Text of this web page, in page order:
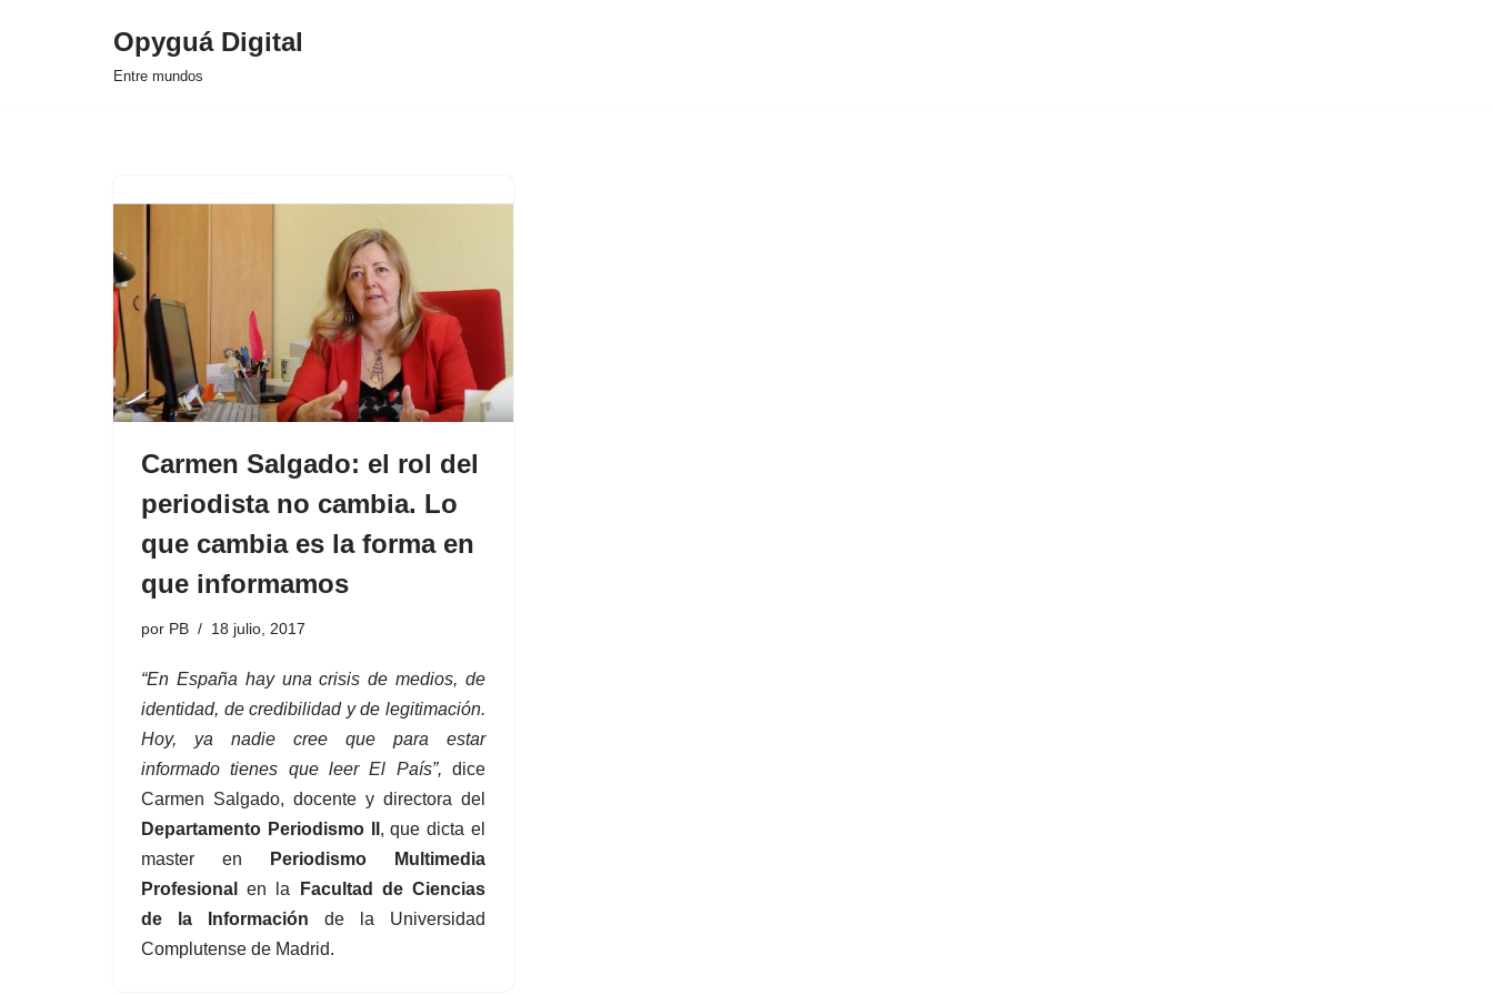
Opyguá Digital
Entre mundos
Carmen Salgado: el rol del
periodista no cambia. Lo
que cambia es la forma en
que informamos
por PB 18 julio, 2017
“En España hay una crisis de medios, de
identidad, de credibilidad y de legitimación.
Hoy, ya nadie cree que para estar
informado tienes que leer El País”, dice
Carmen Salgado, docente y directora del
Departamento Periodismo II , que dicta el
master en
Periodismo Multimedia
Profesionalen la
Facultad de Ciencias
de la Información de la Universidad
Complutense de Madrid.